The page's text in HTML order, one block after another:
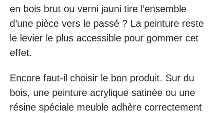
en bois brut ou verni jauni tire l’ensemble
d’une pièce vers le passé ? La peinture reste
le levier le plus accessible pour gommer cet
effet.
Encore faut-il choisir le bon produit. Sur du
bois, une peinture acrylique satinée ou une
résine spéciale meuble adhère correctement